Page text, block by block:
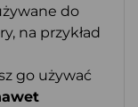
do
na przykład
go używać